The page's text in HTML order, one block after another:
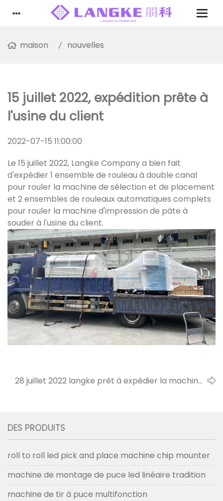
maison nouvelles
15 juillet 2022, expédition prête à
l'usine du client
2022-07-15 11:00:00
Le 15 juillet 2022, Langke Company a bien fait
d'expédier 1 ensemble de rouleau à double canal
pour rouler la machine de sélection et de placement
et 2 ensembles de rouleaux automatiques complets
pour rouler la machine d'impression de pâte à
souder à l'usine du client.
28 juillet 2022 langke prêt à expédier la machine
DES PRODUITS
roll to roll led pick and place machine chip mounter
machine de montage de puce led linéaire tradition
machine de tir à puce multifonction